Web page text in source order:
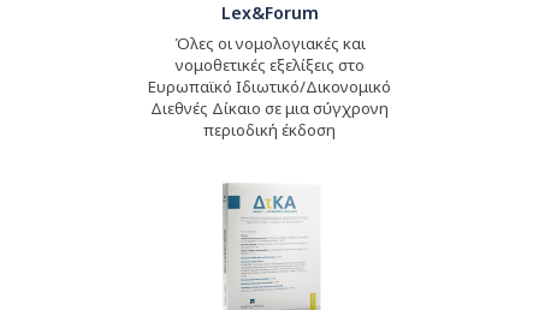
Lex&Forum
Όλες οι νομολογιακές και
νομοθετικές εξελίξεις στο
Ευρωπαϊκό Ιδιωτικό/Δικονομικό
Διεθνές Δίκαιο σε μια σύγχρονη
περιοδική έκδοση